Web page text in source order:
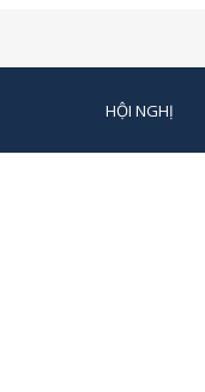
HỘI NGHỊ